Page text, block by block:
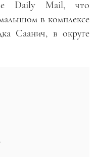
Daily Mail, что
в комплексе
Саанич, в округе